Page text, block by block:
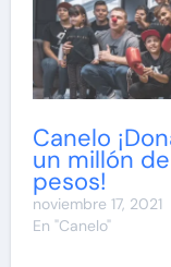
Canelo
un millón de
pesos!
noviembre 17, 2021
En "Canelo"